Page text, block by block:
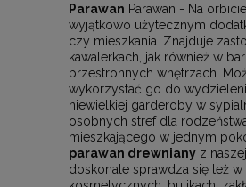
Parawan Parawan - Na
wyjątkowo użytecznym
czy mieszkania. Znajduje
kawalerkach, jak również w
przestronnych wnętrzach.
wykorzystać go do
niewielkiej garderoby w
osobnych stref dla
mieszkającego w jednym
parawan drewniany z
doskonale sprawdza się też w